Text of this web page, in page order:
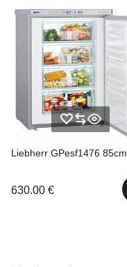
Liebherr GPesf1476 85cm
630.00 €